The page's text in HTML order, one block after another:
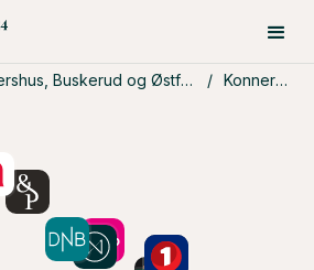
Akershus, Buskerud og Østfold / Konnerud